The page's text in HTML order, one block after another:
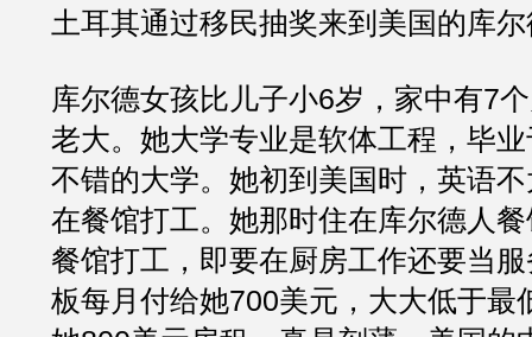
土耳其通过移民抽奖来到美国的库
库尔德女孩比儿子小6岁，家中有7
老大。她大学专业是软体工程，毕
不错的大学。她初到美国时，英语
在餐馆打工。她那时住在库尔德人
餐馆打工，即要在厨房工作还要当
板每月付给她700美元，大大低于最